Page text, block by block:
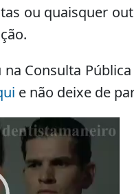
ou quaisquer
Consulta
e não deixe de